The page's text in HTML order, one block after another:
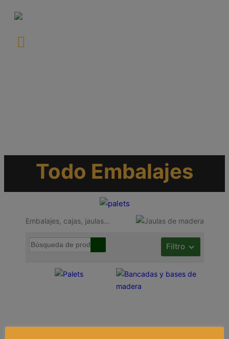
Todo Embalajes
Embalajes, cajas, jaulas…
Filtro